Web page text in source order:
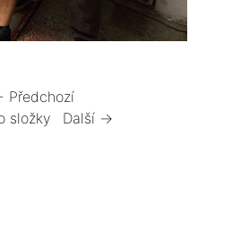
Předchozí
složky
Další →